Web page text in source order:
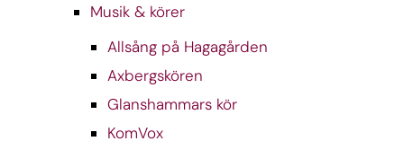
Musik & körer
Allsång på Hagagården
Axbergskören
Glanshammars kör
KomVox